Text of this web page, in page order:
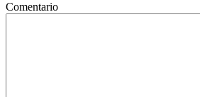
Comentario